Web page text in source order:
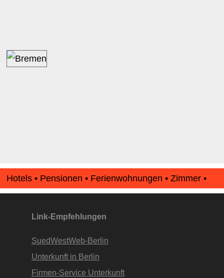
Hotels • Pensionen • Ferienwohnungen • Zimmer •
Apartments • www.Finde-Unterkunft.de
Link-Empfehlungen
SuedWestWeb-Berlin
Unterkunft in Berlin
Firmen-Service Unterkunft